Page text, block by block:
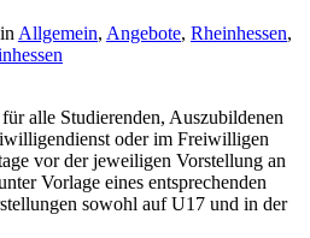
Allgemein, Angebote, Rheinhessen,
alle Studierenden, Auszubildenen
oder im Freiwilligen
vor der jeweiligen Vorstellung an
Vorlage eines entsprechenden
sowohl auf U17 und in der